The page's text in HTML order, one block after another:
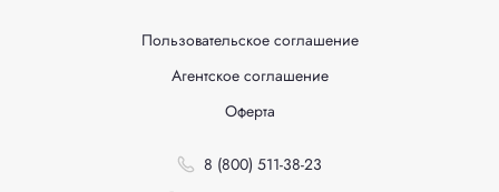
Пользовательское соглашение
Агентское соглашение
Оферта
8 (800) 511-38-23